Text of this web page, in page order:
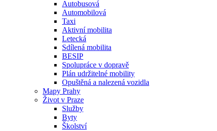
Autobusová
Automobilová
Taxi
Aktivní mobilita
Letecká
Sdílená mobilita
BESIP
Spolupráce v dopravě
Plán udržitelné mobility
Opuštěná a nalezená vozidla
Mapy Prahy
Život v Praze
Služby
Byty
Školství